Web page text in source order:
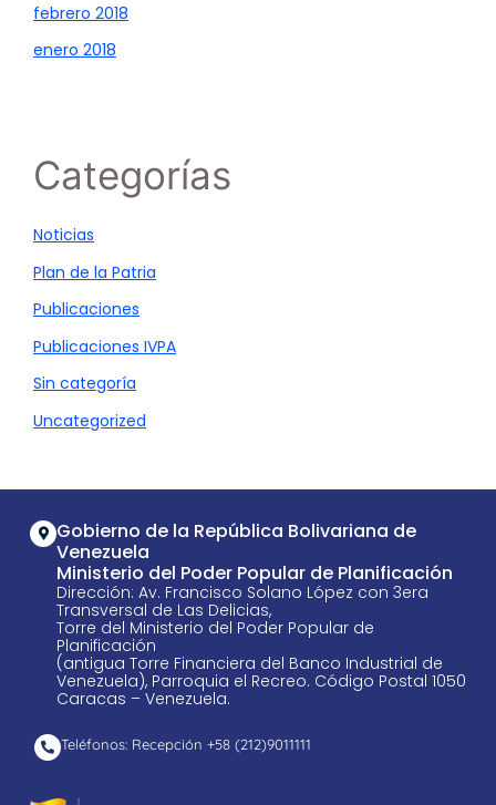
febrero 2018
enero 2018
Categorías
Noticias
Plan de la Patria
Publicaciones
Publicaciones IVPA
Sin categoría
Uncategorized
Gobierno de la República Bolivariana de
Venezuela
Ministerio del Poder Popular de Planificación
Dirección: Av. Francisco Solano López con 3era
Transversal de Las Delicias,
Torre del Ministerio del Poder Popular de
Planificación
(antigua Torre Financiera del Banco Industrial de
Venezuela), Parroquia el Recreo. Código Postal 1050
Caracas – Venezuela.
Teléfonos: Recepción +58 ​(212)9011111